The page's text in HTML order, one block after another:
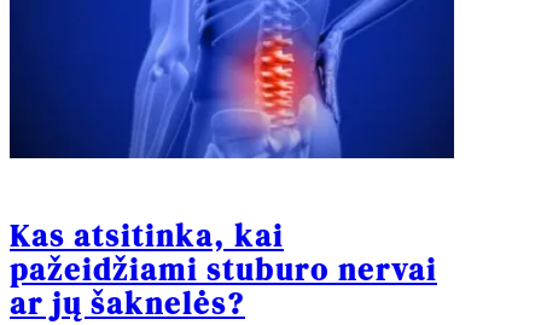
Kas atsitinka, kai
pažeidžiami stuburo nervai
ar jų šaknelės?